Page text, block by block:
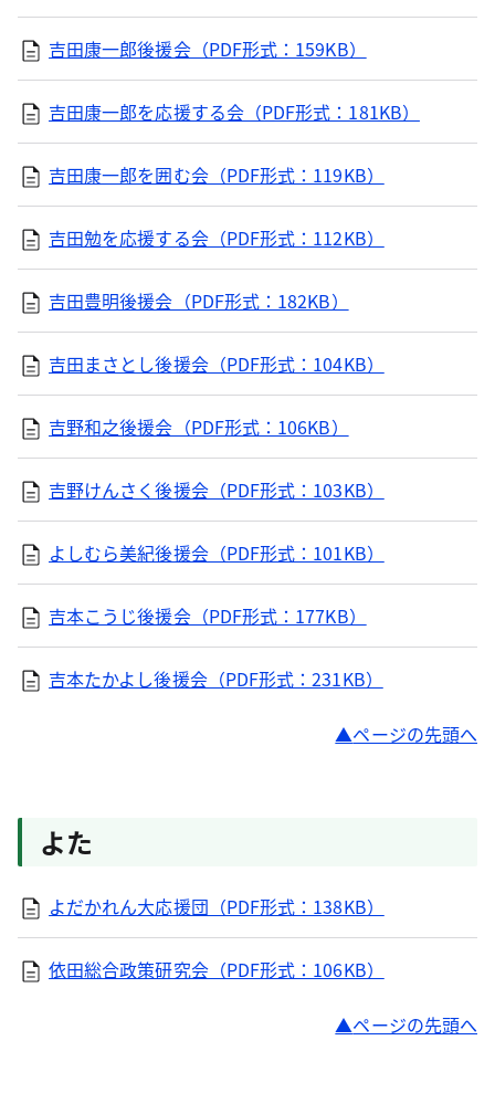
吉田康一郎後援会（PDF形式：159KB）
吉田康一郎を応援する会（PDF形式：181KB）
吉田康一郎を囲む会（PDF形式：119KB）
吉田勉を応援する会（PDF形式：112KB）
吉田豊明後援会（PDF形式：182KB）
吉田まさとし後援会（PDF形式：104KB）
吉野和之後援会（PDF形式：106KB）
吉野けんさく後援会（PDF形式：103KB）
よしむら美紀後援会（PDF形式：101KB）
吉本こうじ後援会（PDF形式：177KB）
吉本たかよし後援会（PDF形式：231KB）
ページの先頭へ
よた
よだかれん大応援団（PDF形式：138KB）
依田総合政策研究会（PDF形式：106KB）
ページの先頭へ